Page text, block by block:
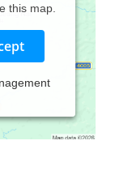
this map.
18.30 Uhr